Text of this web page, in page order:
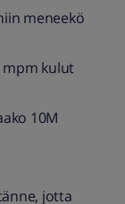
meneekö
mpm kulut
10M
jotta